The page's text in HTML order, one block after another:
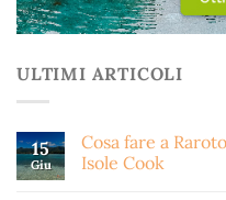
ULTIMI ARTICOLI
15
Giu
Cosa fare a
Isole Cook